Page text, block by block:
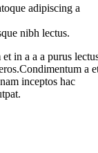
adipiscing a
nibh lectus.
in a a a purus
a
inceptos hac